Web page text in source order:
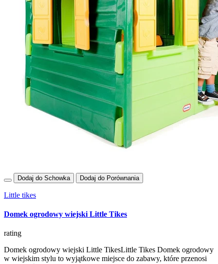
Dodaj do Schowka Dodaj do Porównania
Little tikes
Domek ogrodowy wiejski Little Tikes
rating
Domek ogrodowy wiejski Little TikesLittle Tikes Domek ogrodowy
w wiejskim stylu to wyjątkowe miejsce do zabawy, które przenosi